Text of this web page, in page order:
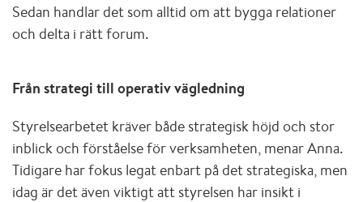
Sedan handlar det som alltid om att bygga relationer
och delta i rätt forum.
Från strategi till operativ vägledning
Styrelsearbetet kräver både strategisk höjd och stor
inblick och förståelse för verksamheten, menar Anna.
Tidigare har fokus legat enbart på det strategiska, men
idag är det även viktigt att styrelsen har insikt i